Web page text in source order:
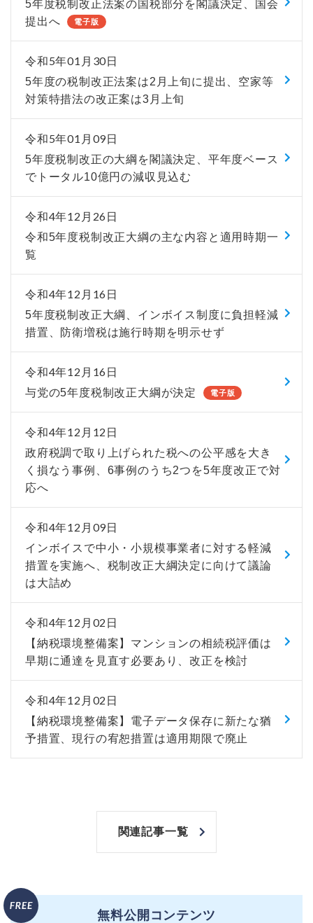
5年度税制改正法案の国税部分を閣議決定、国会
提出へ
電子版
令和5年01月30日
5年度の税制改正法案は2月上旬に提出、空家等
対策特措法の改正案は3月上旬
令和5年01月09日
5年度税制改正の大綱を閣議決定、平年度ベース
でトータル10億円の減収見込む
令和4年12月26日
令和5年度税制改正大綱の主な内容と適用時期一
覧
令和4年12月16日
5年度税制改正大綱、インボイス制度に負担軽減
措置、防衛増税は施行時期を明示せず
令和4年12月16日
与党の5年度税制改正大綱が決定 電子版
令和4年12月12日
政府税調で取り上げられた税への公平感を大き
く損なう事例、6事例のうち2つを5年度改正で対
応へ
令和4年12月09日
インボイスで中小・小規模事業者に対する軽減
措置を実施へ、税制改正大綱決定に向けて議論
は大詰め
令和4年12月02日
【納税環境整備案】マンションの相続税評価は
早期に通達を見直す必要あり、改正を検討
令和4年12月02日
【納税環境整備案】電子データ保存に新たな猶
予措置、現行の宥恕措置は適用期限で廃止
関連記事一覧
無料公開コンテンツ